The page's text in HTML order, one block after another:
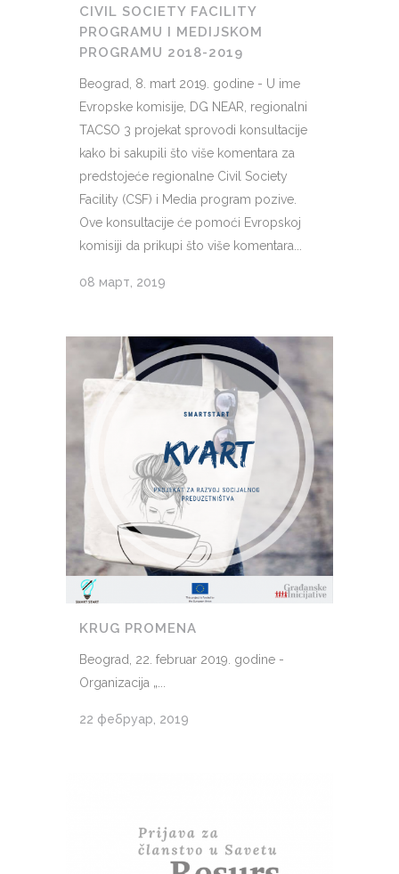
CIVIL SOCIETY FACILITY
PROGRAMU I MEDIJSKOM
PROGRAMU 2018-2019
Beograd, 8. mart 2019. godine - U ime
Evropske komisije, DG NEAR, regionalni
TACSO 3 projekat sprovodi konsultacije
kako bi sakupili što više komentara za
predstojeće regionalne Civil Society
Facility (CSF) i Media program pozive.
Ove konsultacije će pomoći Evropskoj
komisiji da prikupi što više komentara...
08 март, 2019
KRUG PROMENA
Beograd, 22. februar 2019. godine -
Organizacija „...
22 фебруар, 2019